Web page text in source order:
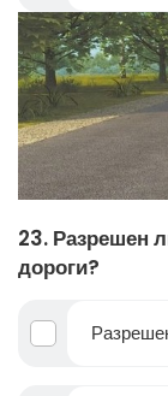
23. Разрешен
дороги?